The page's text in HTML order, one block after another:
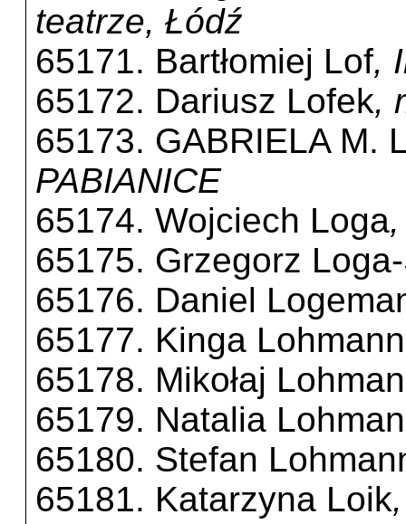
teatrze, Łódź
65171. Bartłomiej Lof,
65172. Dariusz Lofek,
65173. GABRIELA M.
PABIANICE
65174. Wojciech Loga
65175. Grzegorz
65176. Daniel
65177. Kinga Lohmann
65178. Mikołaj
65179. Natalia
65180. Stefan
65181. Katarzyna Loik